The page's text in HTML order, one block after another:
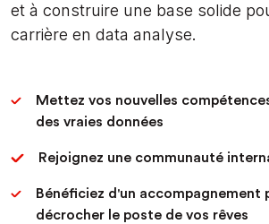
et à construire une base solide
carrière en data analyse.
Mettez vos nouvelles
des vraies données
Rejoignez une communauté
Bénéficiez d'un accompagnement
décrocher le poste de vos rêves